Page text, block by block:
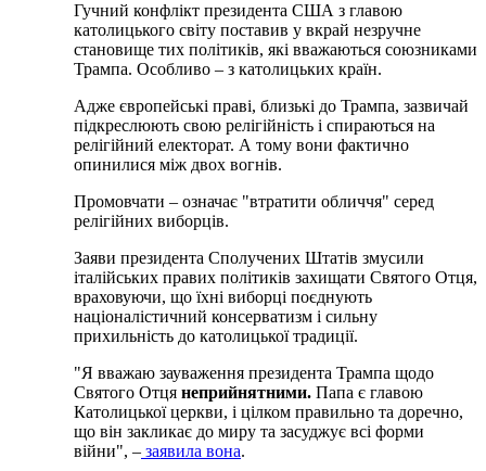
Гучний конфлікт президента США з главою
католицького світу поставив у вкрай незручне
становище тих політиків, які вважаються союзниками
Трампа. Особливо – з католицьких країн.
Адже європейські праві, близькі до Трампа, зазвичай
підкреслюють свою релігійність і спираються на
релігійний електорат. А тому вони фактично
опинилися між двох вогнів.
Промовчати – означає "втратити обличчя" серед
релігійних виборців.
Заяви президента Сполучених Штатів змусили
італійських правих політиків захищати Святого Отця,
враховуючи, що їхні виборці поєднують
націоналістичний консерватизм і сильну
прихильність до католицької традиції.
"Я вважаю зауваження президента Трампа щодо
Святого Отця неприйнятними. Папа є главою
Католицької церкви, і цілком правильно та доречно,
що він закликає до миру та засуджує всі форми
війни", – заявила вона.